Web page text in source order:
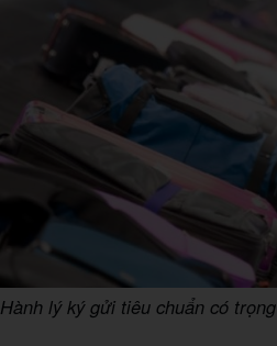
Hành lý ký gửi tiêu chuẩn có